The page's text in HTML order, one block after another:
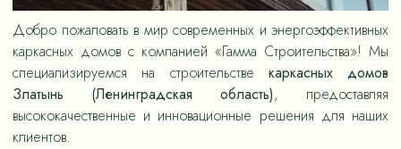
Добро пожаловать в мир современных и энергоэффективных
каркасных домов с компанией «Гамма Строительства»! Мы
специализируемся на строительстве каркасных домов
Златынь (Ленинградская область), предоставляя
высококачественные и инновационные решения для наших
клиентов.